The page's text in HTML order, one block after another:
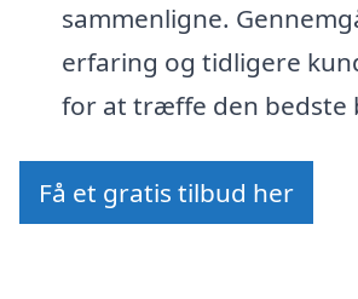
sammenligne.
erfaring og tidligere
for at træffe den bedste
Få et gratis tilbud her